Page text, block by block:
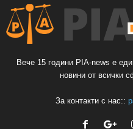
Вече 15 години PIA-news е
новини от всички
За контакти с нас::